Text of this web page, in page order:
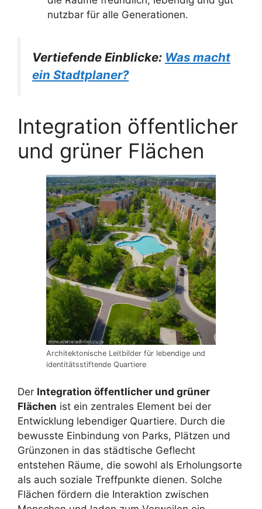
nutzbar für alle Generationen.
Vertiefende Einblicke: Was macht
ein Stadtplaner?
Integration öffentlicher
und grüner Flächen
Architektonische Leitbilder für lebendige und
identitätsstiftende Quartiere
Der Integration öffentlicher und grüner
Flächen ist ein zentrales Element bei der
Entwicklung lebendiger Quartiere. Durch die
bewusste Einbindung von Parks, Plätzen und
Grünzonen in das städtische Geflecht
entstehen Räume, die sowohl als Erholungsorte
als auch soziale Treffpunkte dienen. Solche
Flächen fördern die Interaktion zwischen